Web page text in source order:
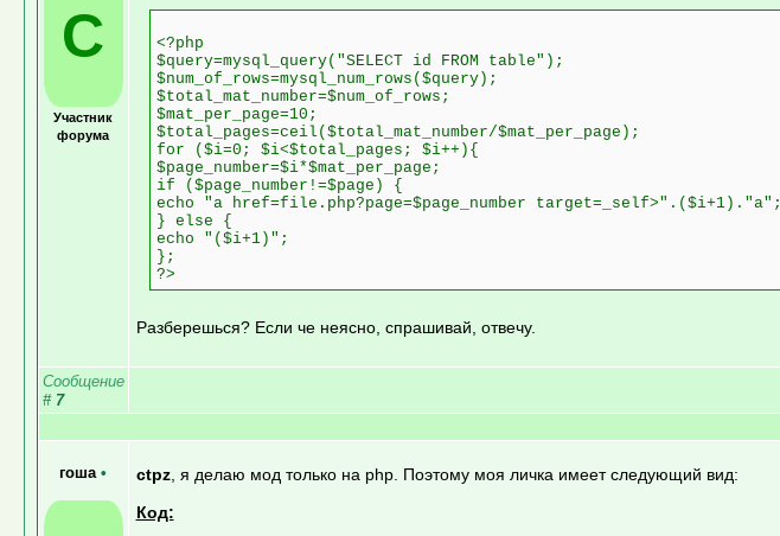
C
Участник
форума
<?php
$query=mysql_query("SELECT id FROM table");
$num_of_rows=mysql_num_rows($query);
$total_mat_number=$num_of_rows;
$mat_per_page=10;
$total_pages=ceil($total_mat_number/$mat_per_page);
for ($i=0; $i<$total_pages; $i++){
$page_number=$i*$mat_per_page;
if ($page_number!=$page) {
echo "a href=file.php?page=$page_number target=_self>".($i+1)."a";
} else {
echo "($i+1)";
};
?>
Разберешься? Если че неясно, спрашивай, отвечу.
Сообщение
# 7
гоша • ctpz, я делаю мод только на php. Поэтому моя личка имеет следующий вид:
Код: